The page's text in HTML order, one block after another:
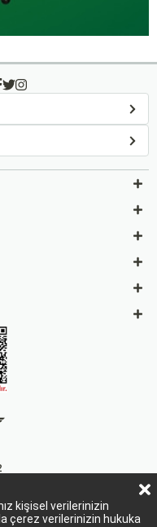
kişisel verilerinizin
çerez verilerinizin hukuka